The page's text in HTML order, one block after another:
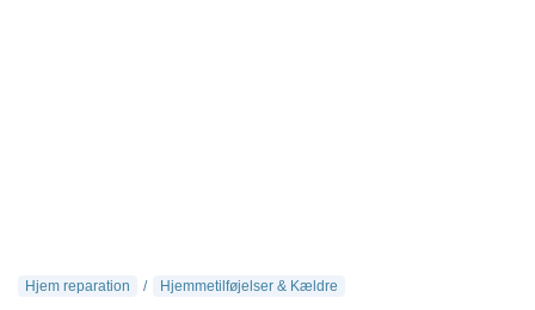
Hjem reparation Hjemmetilføjelser & Kældre